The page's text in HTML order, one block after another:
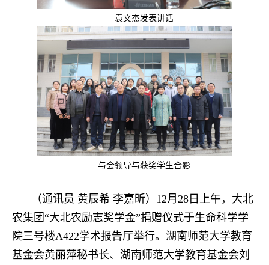
袁文杰发表讲话
与会领导与获奖学生合影
（通讯员 黄辰希 李嘉昕）12月28日上午，大北
农集团“大北农励志奖学金”捐赠仪式于生命科学学
院三号楼A422学术报告厅举行。湖南师范大学教育
基金会黄丽萍秘书长、湖南师范大学教育基金会刘